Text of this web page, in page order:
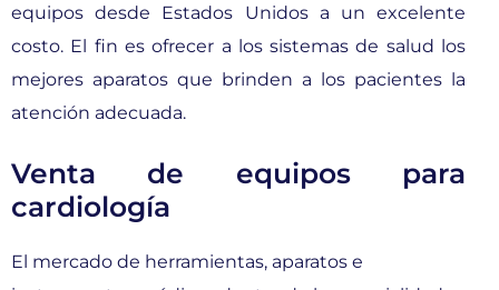
equipos desde Estados Unidos a un excelente
costo. El fin es ofrecer a los sistemas de salud los
mejores aparatos que brinden a los pacientes la
atención adecuada.
Venta de equipos para
cardiología
El mercado de herramientas, aparatos e